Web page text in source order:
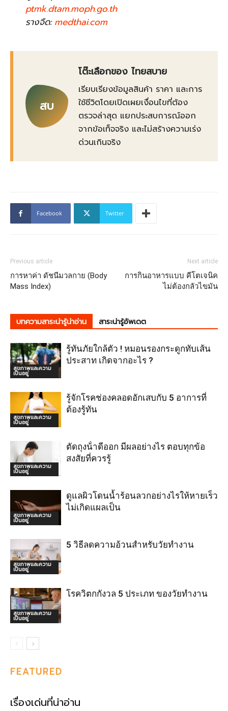
ptmk.dtam.moph.go.th
รางจืด:medthai.com
สบ
โต๊ะเลือกของ ไทยสบาย
เรียบเรียงข้อมูลสินค้า ราคา และการ
ใช้ชีวิตโดยเปิดเผยเงื่อนไขที่ต้อง
ตรวจล่าสุด แยกประสบการณ์ออก
จากข้อเท็จจริง และไม่สร้างความเร่ง
ด่วนเกินจริง
Facebook Twitter
Previous article
การหาค่า ดัชนีมวลกาย (Body
Mass Index)
Next article
การกินอาหารแบบ คีโตเจนิค
ไม่ต้องกลัวไขมัน
บทความสาระน่ารู้น่าอ่าน สาระน่ารู้อัพเดต
สุขภาพและความ
เป็นอยู่
รู้ทันภัยใกล้ตัว ! หมอนรองกระดูกทับเส้น
ประสาท เกิดจากอะไร ?
สุขภาพและความ
เป็นอยู่
รู้จักโรคช่องคลอดอักเสบกับ 5 อาการที่
ต้องรู้ทัน
สุขภาพและความ
เป็นอยู่
ตัดถุงน้ําดีออก มีผลอย่างไร ตอบทุกข้อ
สงสัยที่ควรรู้
สุขภาพและความ
เป็นอยู่
ดูแลผิวโดนน้ำร้อนลวกอย่างไรให้หายเร็ว
ไม่เกิดแผลเป็น
สุขภาพและความ
เป็นอยู่
5 วิธีลดความอ้วนสำหรับวัยทำงาน
สุขภาพและความ
เป็นอยู่
โรควิตกกังวล 5 ประเภท ของวัยทำงาน
FEATURED
เรื่องเด่นที่น่าอ่าน